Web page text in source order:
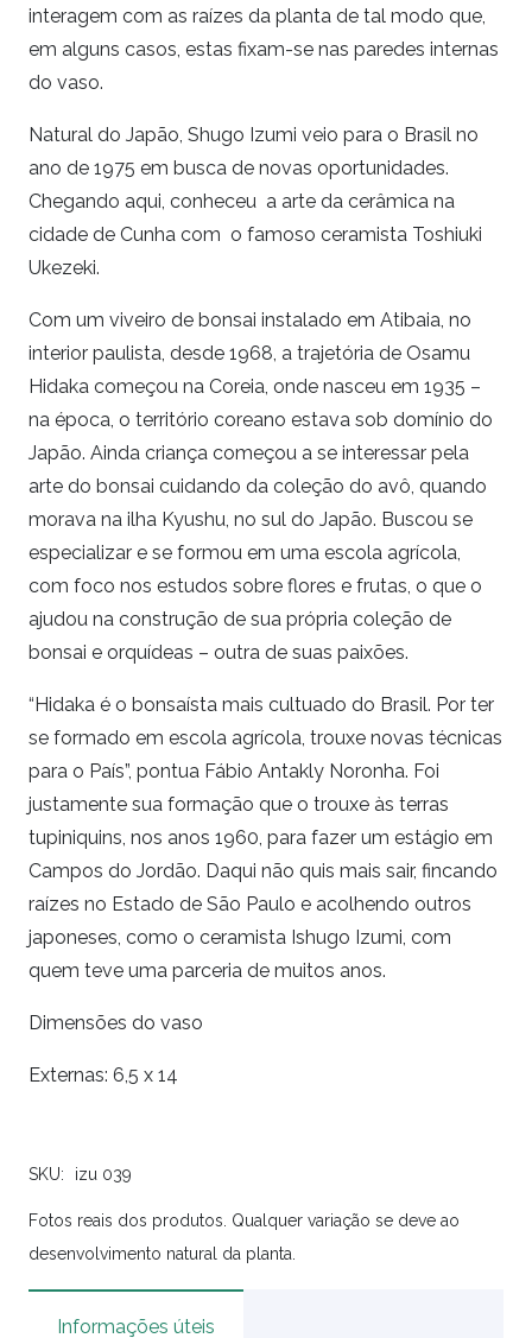
interagem com as raízes da planta de tal modo que,
em alguns casos, estas fixam-se nas paredes internas
do vaso.
Natural do Japão, Shugo Izumi veio para o Brasil no
ano de 1975 em busca de novas oportunidades.
Chegando aqui, conheceu a arte da cerâmica na
cidade de Cunha com o famoso ceramista Toshiuki
Ukezeki.
Com um viveiro de bonsai instalado em Atibaia, no
interior paulista, desde 1968, a trajetória de Osamu
Hidaka começou na Coreia, onde nasceu em 1935 –
na época, o território coreano estava sob domínio do
Japão. Ainda criança começou a se interessar pela
arte do bonsai cuidando da coleção do avô, quando
morava na ilha Kyushu, no sul do Japão. Buscou se
especializar e se formou em uma escola agrícola,
com foco nos estudos sobre flores e frutas, o que o
ajudou na construção de sua própria coleção de
bonsai e orquídeas – outra de suas paixões.
“Hidaka é o bonsaísta mais cultuado do Brasil. Por ter
se formado em escola agrícola, trouxe novas técnicas
para o País”, pontua Fábio Antakly Noronha. Foi
justamente sua formação que o trouxe às terras
tupiniquins, nos anos 1960, para fazer um estágio em
Campos do Jordão. Daqui não quis mais sair, fincando
raízes no Estado de São Paulo e acolhendo outros
japoneses, como o ceramista Ishugo Izumi, com
quem teve uma parceria de muitos anos.
Dimensões do vaso
Externas: 6,5 x 14
SKU: izu 039
Fotos reais dos produtos. Qualquer variação se deve ao
desenvolvimento natural da planta.
Informações úteis